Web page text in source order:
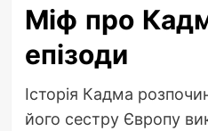
Міф про
епізоди
Історія Кадма
його сестру Європу